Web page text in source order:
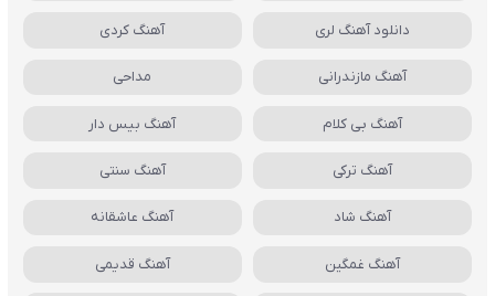
دانلود آهنگ لری آهنگ کردی
آهنگ مازندرانی مداحی
آهنگ بی کلام آهنگ بیس دار
آهنگ ترکی آهنگ سنتی
آهنگ شاد آهنگ عاشقانه
آهنگ غمگین آهنگ قدیمی